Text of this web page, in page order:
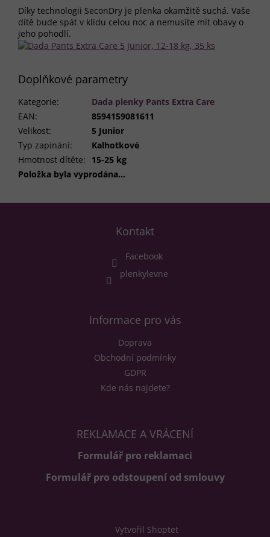
Díky technologii SeconDry je plenka okamžitě suchá. Vaše
dítě bude spát v klidu celou noc a nemusíte mít obavy o
jeho pohodlí.
Doplňkové parametry
Kategorie:
Dada plenky Pants Extra Care
EAN:
8594159081611
Velikost:
5 Junior
Typ zapínání:
Kalhotkové
Hmotnost dítěte:
15-25 kg
Položka byla vyprodána…
Kontakt
Facebook
plenkylevne
Informace pro vás
Doprava
Obchodní podmínky
GDPR
Kde nás najdete?
REKLAMACE A VRÁCENÍ
Formulář pro reklamaci
Formulář pro odstoupení od smlouvy
Vytvořil Shoptet